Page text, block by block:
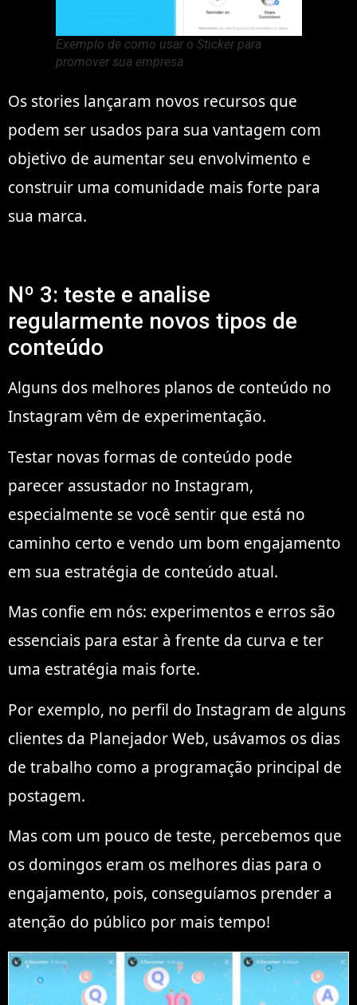
Exemplo de como usar o Sticker para
promover sua empresa
Os stories lançaram novos recursos que
podem ser usados para sua vantagem com
objetivo de aumentar seu envolvimento e
construir uma comunidade mais forte para
sua marca.
Nº 3: teste e analise
regularmente novos tipos de
conteúdo
Alguns dos melhores planos de conteúdo no
Instagram vêm de experimentação.
Testar novas formas de conteúdo pode
parecer assustador no Instagram,
especialmente se você sentir que está no
caminho certo e vendo um bom engajamento
em sua estratégia de conteúdo atual.
Mas confie em nós: experimentos e erros são
essenciais para estar à frente da curva e ter
uma estratégia mais forte.
Por exemplo, no perfil do Instagram de alguns
clientes da Planejador Web, usávamos os dias
de trabalho como a programação principal de
postagem.
Mas com um pouco de teste, percebemos que
os domingos eram os melhores dias para o
engajamento, pois, conseguíamos prender a
atenção do público por mais tempo!